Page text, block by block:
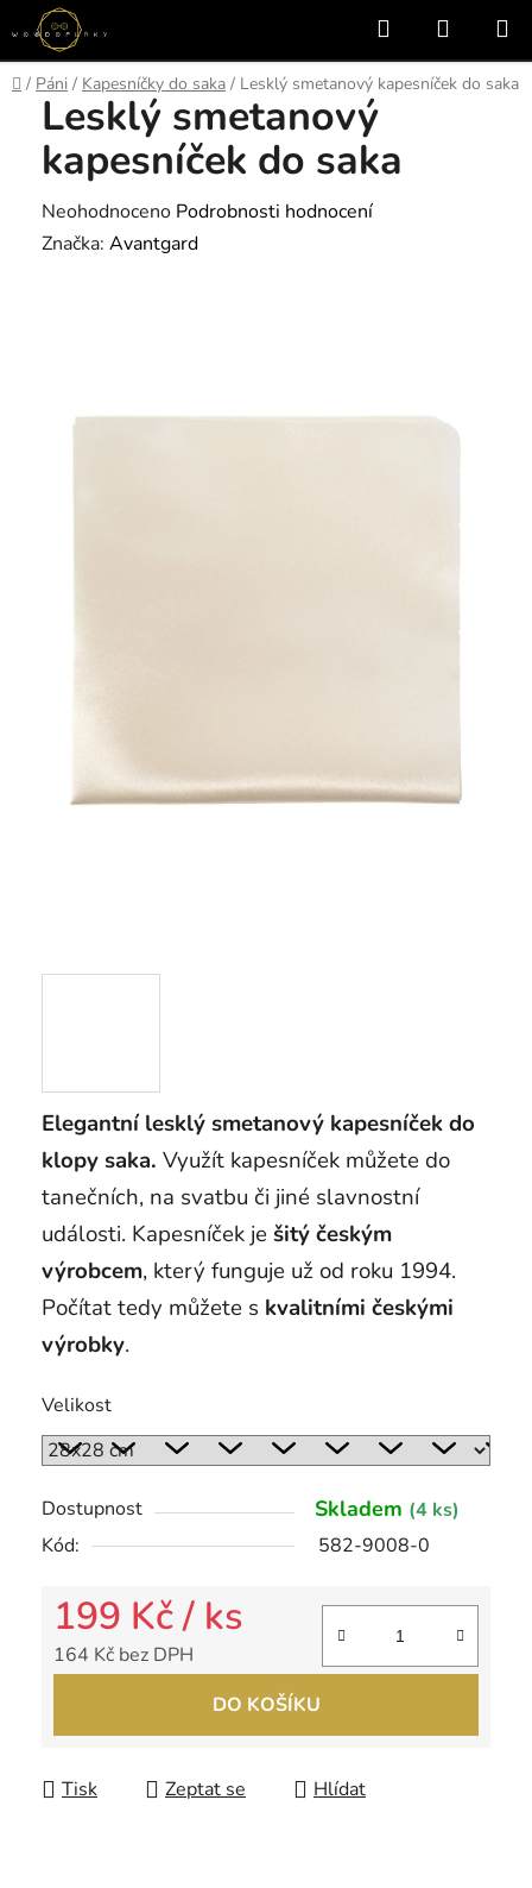
Přejít
na
obsah
Hledat
KOŠÍK
Domů
/ Páni / Kapesníčky do saka / Lesklý smetanový kapesníček do saka
Elegantní lesklý smetanový kapesníček do
klopy saka. Využít kapesníček můžete do
tanečních, na svatbu či jiné slavnostní
události. Kapesníček je šitý českým
výrobcem, který funguje už od roku 1994.
Počítat tedy můžete s kvalitními českými
výrobky.
Velikost
Dostupnost Skladem (4 ks)
Kód:
582-9008-0
199 Kč/ ks
164 Kč bez DPH
DO KOŠÍKU
Tisk Zeptat se Hlídat
Lesklý smetanový
kapesníček do saka
Průměrné
hodnocení
Neohodnoceno Podrobnosti hodnocení
Značka: Avantgard